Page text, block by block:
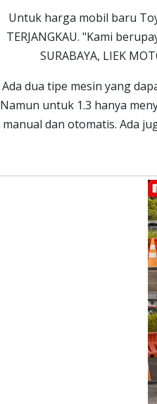
Untuk harga mobil baru
TERJANGKAU. "Kami
SURABAYA, LIEK
Ada dua tipe mesin yang
Namun untuk 1.3 hanya
manual dan otomatis. Ada